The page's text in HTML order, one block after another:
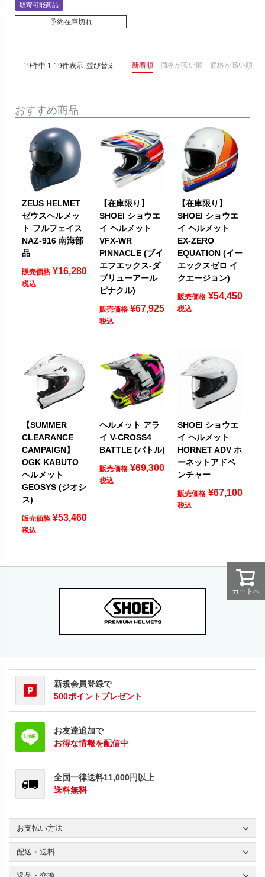
取寄可能商品
予約在庫切れ
並び替え 新着順 価格が安い順 価格が高い順
19件中 1 -19件表示
おすすめ商品
ZEUS HELMET
ゼウスヘルメッ
ト フルフェイス
NAZ-916 南海部
品
販売価格 ¥16,280
税込
【在庫限り】
SHOEI ショウエ
イ ヘルメット
VFX-WR
PINNACLE (ブイ
エフエックス-ダ
ブリューアール
ピナクル)
販売価格 ¥67,925
税込
【在庫限り】
SHOEI ショウエ
イ ヘルメット
EX-ZERO
EQUATION (イー
エックスゼロ イ
クエージョン)
販売価格 ¥54,450
税込
【SUMMER
CLEARANCE
CAMPAIGN】
OGK KABUTO
ヘルメット
GEOSYS (ジオシ
ス)
販売価格 ¥53,460
税込
ヘルメット アラ
イ V-CROSS4
BATTLE (バトル)
販売価格 ¥69,300
税込
SHOEI ショウエ
イ ヘルメット
HORNET ADV ホ
ーネットアドベ
ンチャー
販売価格 ¥67,100
税込
カートへ
新規会員登録で
500ポイントプレゼント
お友達追加で
お得な情報を配信中
全国一律送料11,000円以上
送料無料
お支払い方法
配送・送料